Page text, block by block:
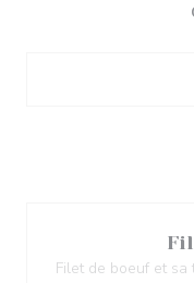
Filet de boeuf et